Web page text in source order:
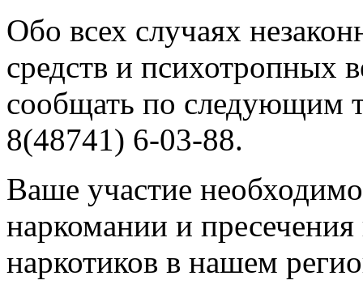
Обо всех случаях
средств и психотропных
сообщать по следующим
8(48741) 6-03-88.
Ваше участие
наркомании и пресечения
наркотиков в нашем